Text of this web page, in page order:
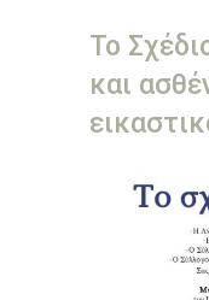
Το
και